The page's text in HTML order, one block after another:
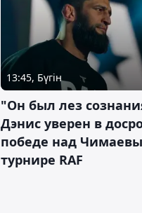
13:45, Бүгін
"Он был лез
Дэнис уверен в
победе над
турнире RAF